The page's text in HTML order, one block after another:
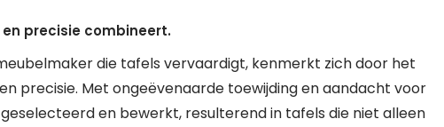
precisie combineert.
die tafels vervaardigt, kenmerkt zich door het
precisie. Met ongeëvenaarde toewijding en aandacht voor
en bewerkt, resulterend in tafels die niet alleen